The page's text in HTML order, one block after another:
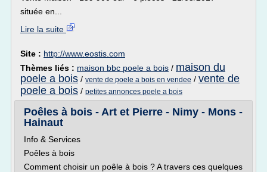
située en...
Lire la suite
Site : http://www.eostis.com
Thèmes liés : maison bbc poele a bois / maison du
poele a bois / vente de poele a bois en vendee / vente de
poele a bois / petites annonces poele a bois
Poêles à bois - Art et Pierre - Nimy - Mons -
Hainaut
Info & Services
Poêles à bois
Comment choisir un poêle à bois ? A travers ces quelques